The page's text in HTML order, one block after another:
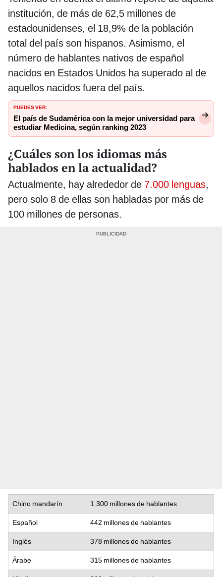
institución, de más de 62,5 millones de
estadounidenses, el 18,9% de la población
total del país son hispanos. Asimismo, el
número de hablantes nativos de español
nacidos en Estados Unidos ha superado al de
aquellos nacidos fuera del país.
PUEDES VER:
El país de Sudamérica con la mejor universidad para
estudiar Medicina, según ranking 2023
¿Cuáles son los idiomas más
hablados en la actualidad?
Actualmente, hay alrededor de 7.000 lenguas,
pero solo 8 de ellas son habladas por más de
100 millones de personas.
Chino mandarín 1.300 millones de hablantes
Español 442 millones de hablantes
Inglés 378 millones de hablantes
Árabe 315 millones de hablantes